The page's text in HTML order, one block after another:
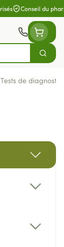
Conseil du
Tests de diagnostic